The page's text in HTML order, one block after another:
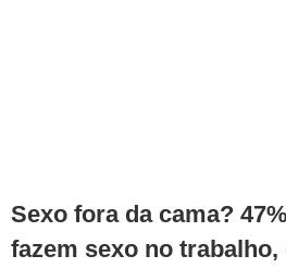
Sexo fora da cama?
fazem sexo no trabalho,